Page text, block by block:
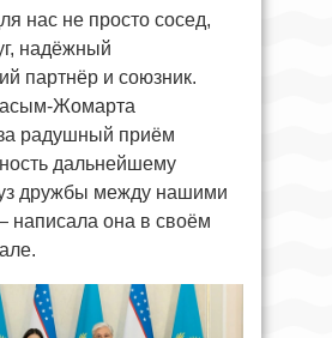
нас не просто сосед,
надёжный
партнёр и союзник.
Жомарта
радушный приём
дальнейшему
дружбы между нашими
написала она в своём